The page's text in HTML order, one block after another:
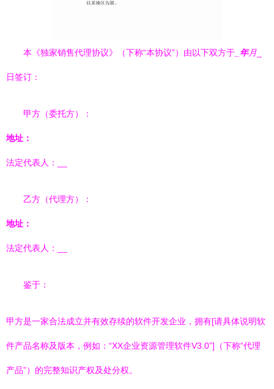
本《独家销售代理协议》（下称“本协议”）由以下双方于 _年月
日签订：
甲方（委托方）：
地址：
法定代表人：
乙方（代理方）：
地址：
法定代表人：
鉴于：
甲方是一家合法成立并有效存续的软件开发企业，拥有[请具体说明软
件产品名称及版本，例如：“XX企业资源管理软件V3.0”]（下称“代理
产品”）的完整知识产权及处分权。